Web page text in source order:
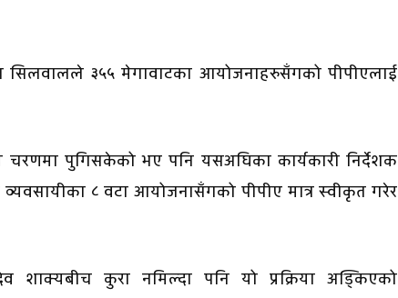
सिलवालले ३५५ मेगावाटका आयोजनाहरुसँगको पीपीएलाई
चरणमा पुगिसकेको भए पनि यसअघिका कार्यकारी निर्देशक
८ वटा आयोजनासँगको पीपीए मात्र स्वीकृत गरेर
शाक्यबीच कुरा नमिल्दा पनि यो प्रक्रिया अड्किएको